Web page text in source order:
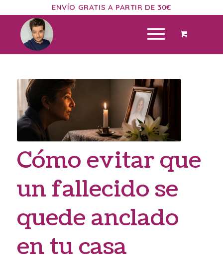
ENVÍO GRATIS A PARTIR DE 30€
Cómo evitar que
un fallecido se
quede anclado
en tu casa